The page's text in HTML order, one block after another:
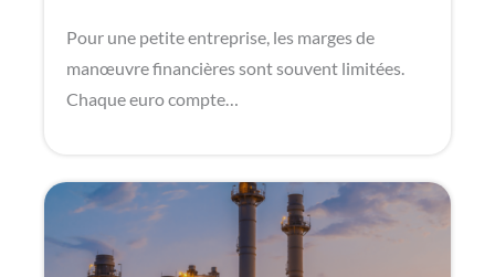
Pour une petite entreprise, les marges de
manœuvre financières sont souvent limitées.
Chaque euro compte…